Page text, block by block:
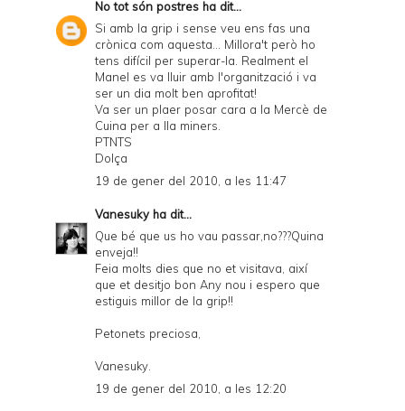
No tot són postres ha dit...
Si amb la grip i sense veu ens fas una
crònica com aquesta... Millora't però ho
tens difícil per superar-la. Realment el
Manel es va lluir amb l'organització i va
ser un dia molt ben aprofitat!
Va ser un plaer posar cara a la Mercè de
Cuina per a lla miners.
PTNTS
Dolça
19 de gener del 2010, a les 11:47
Vanesukyha dit...
Que bé que us ho vau passar,no???Quina
enveja!!
Feia molts dies que no et visitava, així
que et desitjo bon Any nou i espero que
estiguis millor de la grip!!
Petonets preciosa,
Vanesuky.
19 de gener del 2010, a les 12:20